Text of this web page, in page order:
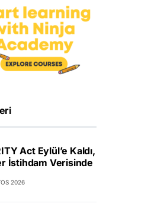
Act Eylül’e Kaldı,
İstihdam Verisinde
2026